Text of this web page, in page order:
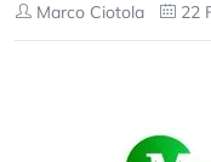
Marco Ciotola 22